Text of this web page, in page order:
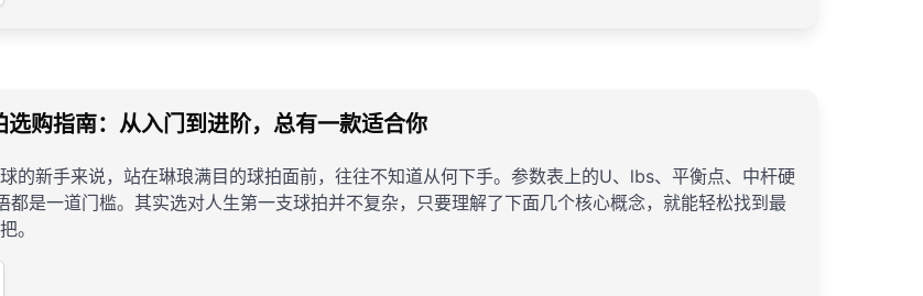
选购指南：从入门到进阶，总有一款适合你
的新手来说，站在琳琅满目的球拍面前，往往不知道从何下手。参数表上的U、lbs、平衡点、中杆硬
是一道门槛。其实选对人生第一支球拍并不复杂，只要理解了下面几个核心概念，就能轻松找到最
。